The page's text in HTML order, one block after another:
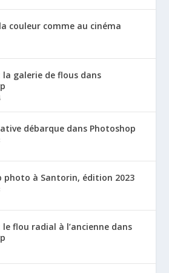
couleur comme au cinéma
la galerie de flous dans
débarque dans Photoshop
photo à Santorin, édition 2023
le flou radial à l’ancienne dans